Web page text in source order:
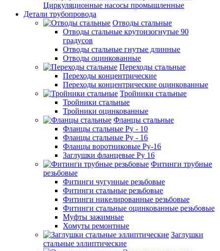
Циркуляционные насосы промышленные
Детали трубопровода
Отводы стальные
Отводы стальные крутоизогнутые 90
градусов
Отводы стальные гнутые длинные
Отводы оцинкованные
Переходы стальные
Переходы концентрические
Переходы концентрические оцинкованные
Тройники стальные
Тройники стальные
Тройники оцинкованные
Фланцы стальные
Фланцы стальные Ру - 10
Фланцы стальные Ру - 16
Фланцы воротниковые Ру-16
Заглушки фланцевые Ру 16
Фитинги трубные
резьбовые
Фитинги чугунные резьбовые
Фитинги стальные резьбовые
Фитинги никелированные резьбовые
Фитинги стальные оцинкованные резьбовые
Муфты зажимные
Хомуты ремонтные
Заглушки
стальные эллиптические